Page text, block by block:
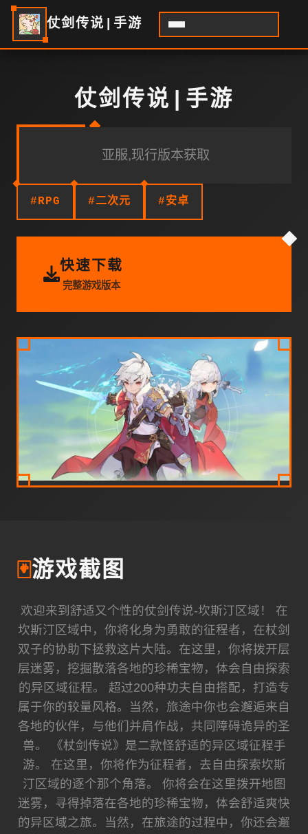
仗剑传说|手游
仗剑传说|手游
亚服,现行版本获取
#RPG #二次元 #安卓
快速下载
完整游戏版本
🃏游戏截图
欢迎来到舒适又个性的仗剑传说-坎斯汀区域！ 在
坎斯汀区域中，你将化身为勇敢的征程者，在杖剑
双子的协助下拯救这片大陆。在这里，你将拨开层
层迷雾，挖掘散落各地的珍稀宝物，体会自由探索
的异区域征程。 超过200种功夫自由搭配，打造专
属于你的较量风格。当然，旅途中你也会邂逅来自
各地的伙伴，与他们并肩作战，共同障碍诡异的圣
兽。 《杖剑传说》是二款怪舒适的异区域征程手
游。 在这里，你将作为征程者，去自由探索坎斯
汀区域的逐个那个角落。 你将会在这里拨开地图
迷雾，寻得掉落在各地的珍稀宝物，体会舒适爽快
的异区域之旅。当然，在旅途的过程中，你还会邂